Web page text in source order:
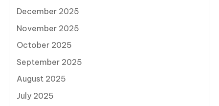
December 2025
November 2025
October 2025
September 2025
August 2025
July 2025